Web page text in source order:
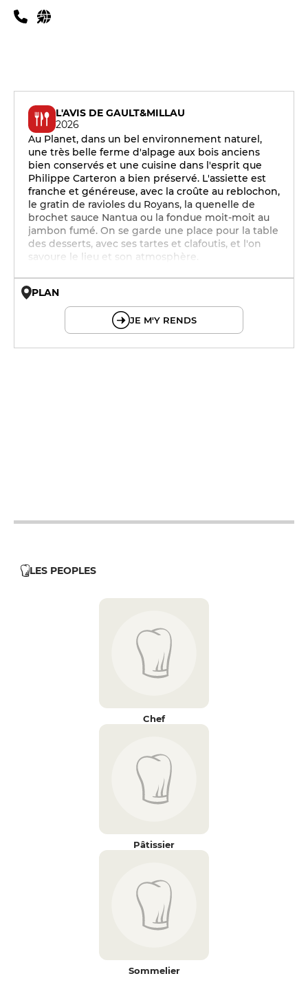
L'AVIS DE GAULT&MILLAU
2026
Au Planet, dans un bel environnement naturel,
une très belle ferme d'alpage aux bois anciens
bien conservés et une cuisine dans l'esprit que
Philippe Carteron a bien préservé. L'assiette est
franche et généreuse, avec la croûte au reblochon,
le gratin de ravioles du Royans, la quenelle de
brochet sauce Nantua ou la fondue moit-moit au
jambon fumé. On se garde une place pour la table
des desserts, avec ses tartes et clafoutis, et l'on
savoure le lieu et son atmosphère.
PLAN
JE M'Y RENDS
LES PEOPLES
Chef
Pâtissier
Sommelier